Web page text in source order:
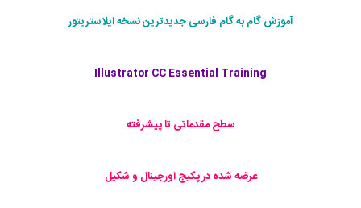
آموزش گام به گام فارسی جدیدترین نسخه ایلاستریتور
Illustrator CC Essential Training
سطح مقدماتی تا پیشرفته
عرضه شده در پکیج اورجینال و شکیل